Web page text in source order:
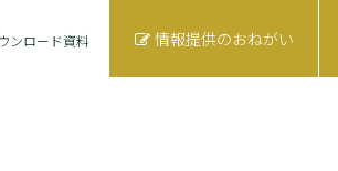
ンロード資料 情報提供のおねがい